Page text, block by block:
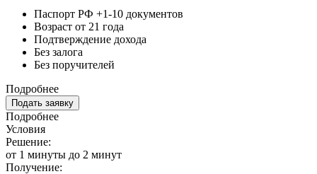
Паспорт РФ +1-10 документов
Возраст от 21 года
Подтверждение дохода
Без залога
Без поручителей
Подробнее
Подать заявку
Подробнее
Условия
Решение:
от 1 минуты до 2 минут
Получение: